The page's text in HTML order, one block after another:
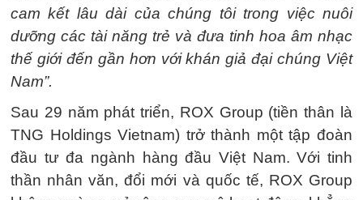
cam kết lâu dài của chúng tôi trong việc nuôi
dưỡng các tài năng trẻ và đưa tinh hoa âm nhạc
thế giới đến gần hơn với khán giả đại chúng Việt
Nam”.
Sau 29 năm phát triển, ROX Group (tiền thân là
TNG Holdings Vietnam) trở thành một tập đoàn
đầu tư đa ngành hàng đầu Việt Nam. Với tinh
thần nhân văn, đổi mới và quốc tế, ROX Group